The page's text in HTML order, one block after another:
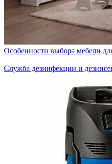
Особенности выбора мебели
Служба дезинфекции и